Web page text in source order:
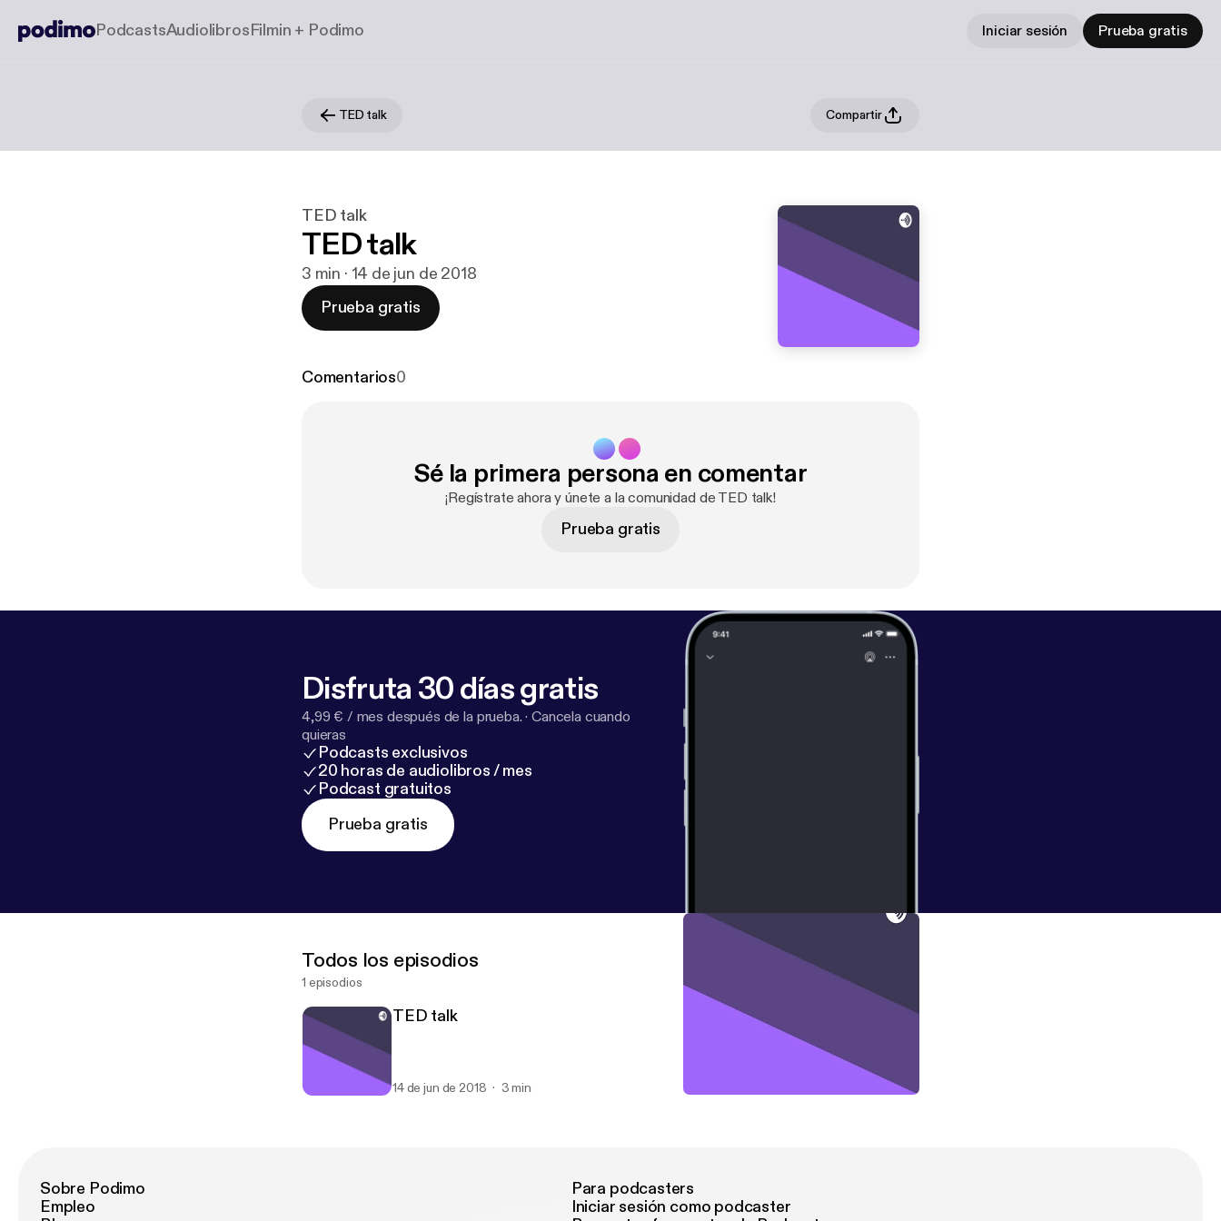
PodcastsAudiolibrosFilmin + Podimo Iniciar sesión Prueba gratis
TED talk Compartir
TED talk
TED talk
3 min · 14 de jun de 2018
Prueba gratis
Comentarios0
Sé la primera persona en comentar
¡Regístrate ahora y únete a la comunidad de TED talk!
Prueba gratis
Disfruta 30 días gratis
4,99 € / mes después de la prueba. ·Cancela cuando
quieras
Podcasts exclusivos
20 horas de audiolibros / mes
Podcast gratuitos
Prueba gratis
Todos los episodios
1 episodios
TED talk
14 de jun de 2018 3 min
Sobre Podimo
Empleo
Para podcasters
Iniciar sesión como podcaster